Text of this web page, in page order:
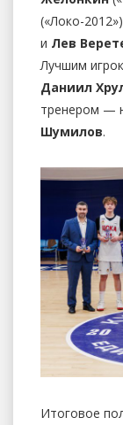
(«Локо-
и Лев
Лучшим
Даниил
тренером —
Шумилов.
Итоговое